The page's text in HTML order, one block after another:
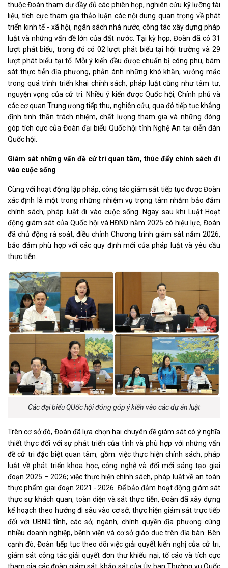
thuộc Đoàn tham dự đầy đủ các phiên họp, nghiên cứu kỹ lưỡng tài
liệu, tích cực tham gia thảo luận các nội dung quan trọng về phát
triển kinh tế - xã hội, ngân sách nhà nước, công tác xây dựng pháp
luật và những vấn đề lớn của đất nước. Tại kỳ họp, Đoàn đã có 31
lượt phát biểu, trong đó có 02 lượt phát biểu tại hội trường và 29
lượt phát biểu tại tổ. Mỗi ý kiến đều được chuẩn bị công phu, bám
sát thực tiễn địa phương, phản ánh những khó khăn, vướng mắc
trong quá trình triển khai chính sách, pháp luật cũng như tâm tư,
nguyện vọng của cử tri. Nhiều ý kiến được Quốc hội, Chính phủ và
các cơ quan Trung ương tiếp thu, nghiên cứu, qua đó tiếp tục khẳng
định tinh thần trách nhiệm, chất lượng tham gia và những đóng
góp tích cực của Đoàn đại biểu Quốc hội tỉnh Nghệ An tại diễn đàn
Quốc hội.
Giám sát những vấn đề cử tri quan tâm, thúc đẩy chính sách đi
vào cuộc sống
Cùng với hoạt động lập pháp, công tác giám sát tiếp tục được Đoàn
xác định là một trong những nhiệm vụ trọng tâm nhằm bảo đảm
chính sách, pháp luật đi vào cuộc sống. Ngay sau khi Luật Hoạt
động giám sát của Quốc hội và HĐND năm 2025 có hiệu lực, Đoàn
đã chủ động rà soát, điều chỉnh Chương trình giám sát năm 2026,
bảo đảm phù hợp với các quy định mới của pháp luật và yêu cầu
thực tiễn.
Các đại biểu QUốc hội đóng góp ý kiến vào các dự án luật
Trên cơ sở đó, Đoàn đã lựa chọn hai chuyên đề giám sát có ý nghĩa
thiết thực đối với sự phát triển của tỉnh và phù hợp với những vấn
đề cử tri đặc biệt quan tâm, gồm: việc thực hiện chính sách, pháp
luật về phát triển khoa học, công nghệ và đổi mới sáng tạo giai
đoạn 2025 – 2026; việc thực hiện chính sách, pháp luật về an toàn
thực phẩm giai đoạn 2021 - 2026. Để bảo đảm hoạt động giám sát
thực sự khách quan, toàn diện và sát thực tiễn, Đoàn đã xây dựng
kế hoạch theo hướng đi sâu vào cơ sở, thực hiện giám sát trực tiếp
đối với UBND tỉnh, các sở, ngành, chính quyền địa phương cùng
nhiều doanh nghiệp, bệnh viện và cơ sở giáo dục trên địa bàn. Bên
cạnh đó, Đoàn tiếp tục theo dõi việc giải quyết kiến nghị của cử tri,
giám sát công tác giải quyết đơn thư khiếu nại, tố cáo và tích cực